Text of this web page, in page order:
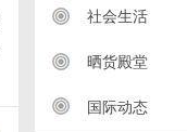
社会生活
晒货殿堂
国际动态